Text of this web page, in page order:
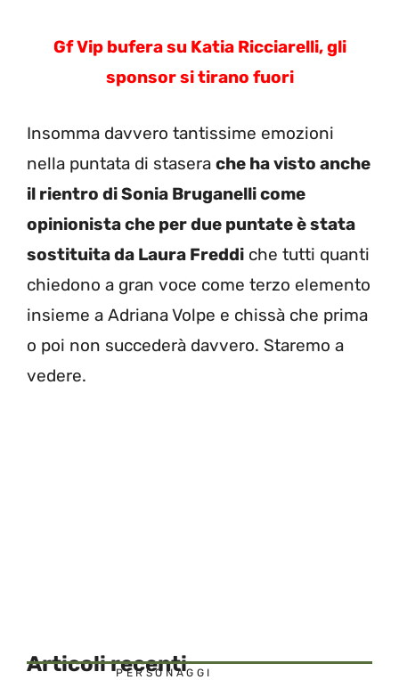
Gf Vip bufera su Katia Ricciarelli, gli
sponsor si tirano fuori
Insomma davvero tantissime emozioni
nella puntata di stasera che ha visto anche
il rientro di Sonia Bruganelli come
opinionista che per due puntate è stata
sostituita da Laura Freddi che tutti quanti
chiedono a gran voce come terzo elemento
insieme a Adriana Volpe e chissà che prima
o poi non succederà davvero. Staremo a
vedere.
Articoli recenti
PERSONAGGI